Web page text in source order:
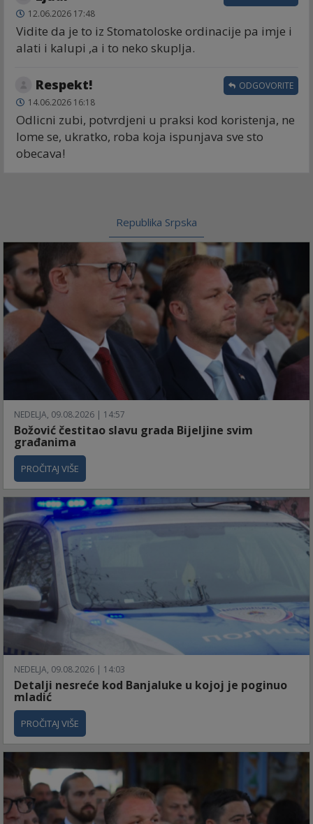
12.06.2026 17:48
Vidite da je to iz Stomatoloske ordinacije pa imje i
alati i kalupi ,a i to neko skuplja.
Respekt!
14.06.2026 16:18
Odlicni zubi, potvrdjeni u praksi kod koristenja, ne
lome se, ukratko, roba koja ispunjava sve sto
obecava!
ODGOVORITE
Republika Srpska
NEDELJA, 09.08.2026 | 14:57
Božović čestitao slavu grada Bijeljine svim
građanima
PROČITAJ VIŠE
NEDELJA, 09.08.2026 | 14:03
Detalji nesreće kod Banjaluke u kojoj je poginuo
mladić
PROČITAJ VIŠE